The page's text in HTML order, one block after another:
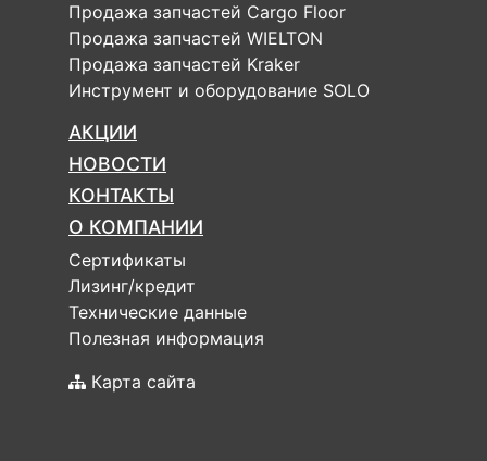
Продажа запчастей Cargo Floor
Продажа запчастей WIELTON
Продажа запчастей Kraker
Инструмент и оборудование SOLO
АКЦИИ
НОВОСТИ
КОНТАКТЫ
О КОМПАНИИ
Сертификаты
Лизинг/кредит
Технические данные
Полезная информация
Карта сайта